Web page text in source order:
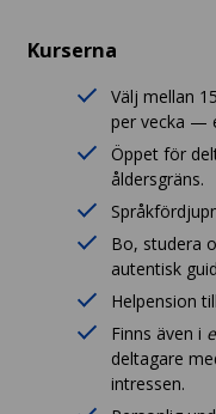
Kurserna
Välj mellan
per vecka —
Öppet för
åldersgräns.
Bo, studera
autentisk
Helpension
Finns även i
deltagare
intressen.